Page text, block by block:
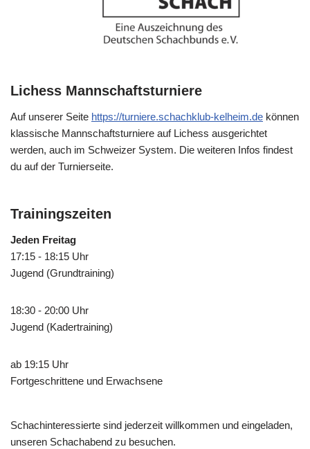
Lichess Mannschaftsturniere
Auf unserer Seite https://turniere.schachklub-kelheim.de können
klassische Mannschaftsturniere auf Lichess ausgerichtet
werden, auch im Schweizer System. Die weiteren Infos findest
du auf der Turnierseite.
Trainingszeiten
Jeden Freitag
17:15 - 18:15 Uhr
Jugend (Grundtraining)
18:30 - 20:00 Uhr
Jugend (Kadertraining)
ab 19:15 Uhr
Fortgeschrittene und Erwachsene
Schachinteressierte sind jederzeit willkommen und eingeladen,
unseren Schachabend zu besuchen.